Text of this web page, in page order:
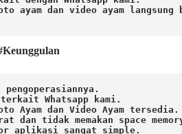
ayam dan video ayam
pengoperasiannya.
Whatsapp kami.
Ayam dan Video Ayam tersedia.
tidak memakan space
aplikasi sangat simple.